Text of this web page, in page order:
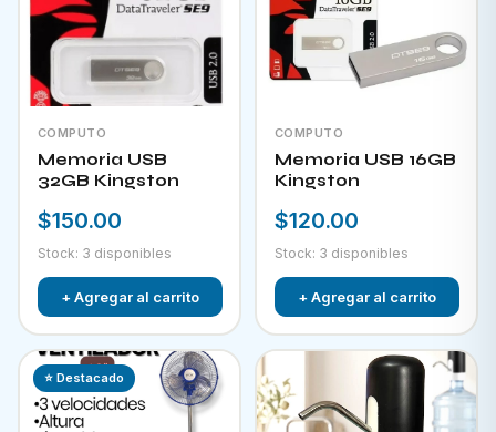
COMPUTO
Memoria USB
32GB Kingston
$150.00
Stock: 3 disponibles
+ Agregar al carrito
COMPUTO
Memoria USB 16GB
Kingston
$120.00
Stock: 3 disponibles
+ Agregar al carrito
⭐ Destacado